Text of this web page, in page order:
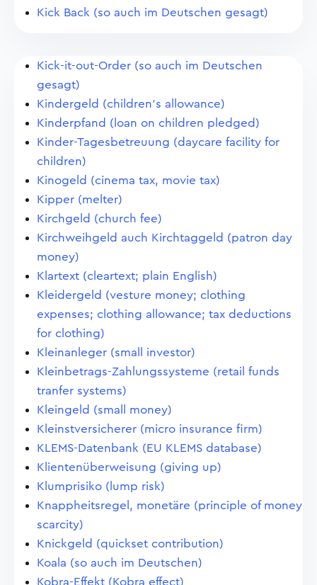
Kick Back (so auch im Deutschen gesagt)
Kick-it-out-Order (so auch im Deutschen
gesagt)
Kindergeld (children's allowance)
Kinderpfand (loan on children pledged)
Kinder-Tagesbetreuung (daycare facility for
children)
Kinogeld (cinema tax, movie tax)
Kipper (melter)
Kirchgeld (church fee)
Kirchweihgeld auch Kirchtaggeld (patron day
money)
Klartext (cleartext; plain English)
Kleidergeld (vesture money; clothing
expenses; clothing allowance; tax deductions
for clothing)
Kleinanleger (small investor)
Kleinbetrags-Zahlungssysteme (retail funds
tranfer systems)
Kleingeld (small money)
Kleinstversicherer (micro insurance firm)
KLEMS-Datenbank (EU KLEMS database)
Klientenüberweisung (giving up)
Klumprisiko (lump risk)
Knappheitsregel, monetäre (principle of money
scarcity)
Knickgeld (quickset contribution)
Koala (so auch im Deutschen)
Kobra-Effekt (Kobra effect)